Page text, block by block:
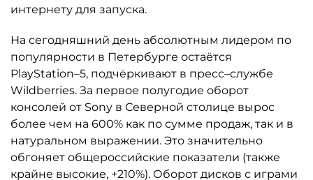
интернету для запуска.
На сегодняшний день абсолютным лидером по
популярности в Петербурге остаётся
PlayStation–5, подчёркивают в пресс–службе
Wildberries. За первое полугодие оборот
консолей от Sony в Северной столице вырос
более чем на 600% как по сумме продаж, так и в
натуральном выражении. Это значительно
обгоняет общероссийские показатели (также
крайне высокие, +210%). Оборот дисков с играми